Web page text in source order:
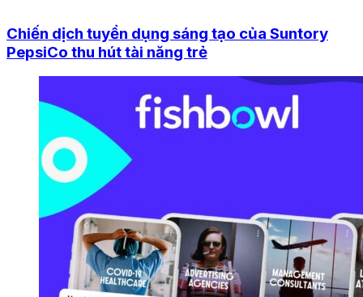
Chiến dịch tuyển dụng sáng tạo của Suntory
PepsiCo thu hút tài năng trẻ